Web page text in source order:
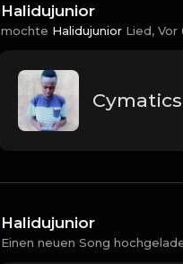
Halidujunior
mochte Halidujunior Lied, Vor
Halidujunior
Einen neuen Song